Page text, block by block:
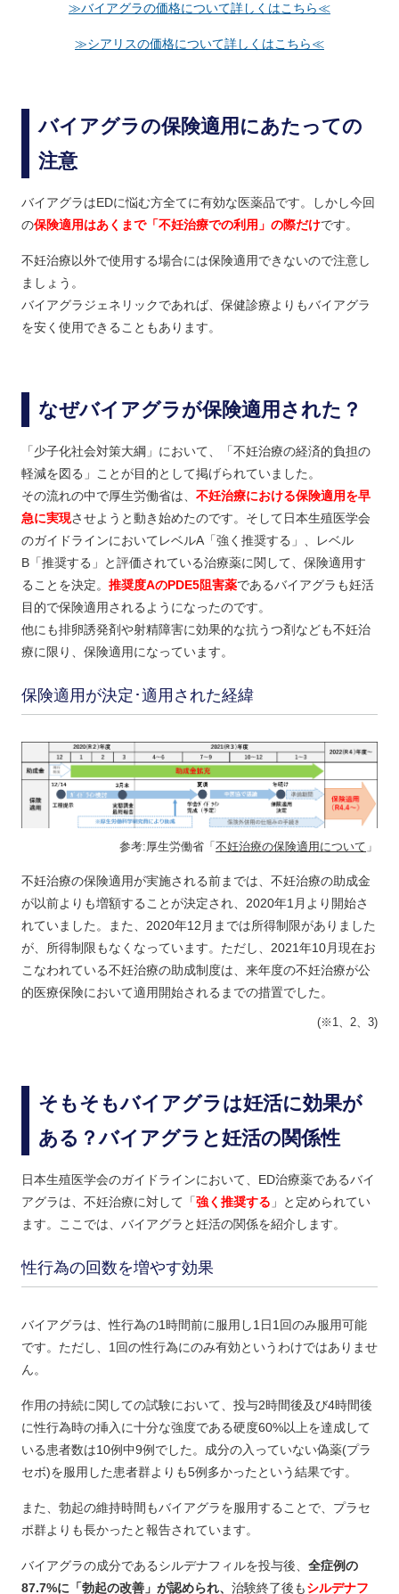
≫バイアグラの価格について詳しくはこちら≪
≫シアリスの価格について詳しくはこちら≪
バイアグラの保険適用にあたっての
注意
バイアグラはEDに悩む方全てに有効な医薬品です。しかし今回
の保険適用はあくまで「不妊治療での利用」の際だけです。
不妊治療以外で使用する場合には保険適用できないので注意し
ましょう。
バイアグラジェネリックであれば、保健診療よりもバイアグラ
を安く使用できることもあります。
なぜバイアグラが保険適用された？
「少子化社会対策大綱」において、「不妊治療の経済的負担の
軽減を図る」ことが目的として掲げられていました。
その流れの中で厚生労働省は、 不妊治療における保険適用を早
急に実現させようと動き始めたのです。そして日本生殖医学会
のガイドラインにおいてレベルA「強く推奨する」、レベル
B「推奨する」と評価されている治療薬に関して、保険適用す
ることを決定。 推奨度AのPDE5阻害薬であるバイアグラも妊活
目的で保険適用されるようになったのです。
他にも排卵誘発剤や射精障害に効果的な抗うつ剤なども不妊治
療に限り、保険適用になっています。
保険適用が決定･適用された経緯
参考:厚生労働省「不妊治療の保険適用について 」
不妊治療の保険適用が実施される前までは、不妊治療の助成金
が以前よりも増額することが決定され、2020年1月より開始さ
れていました。また、2020年12月までは所得制限がありました
が、所得制限もなくなっています。ただし、2021年10月現在お
こなわれている不妊治療の助成制度は、来年度の不妊治療が公
的医療保険において適用開始されるまでの措置でした。
(※1、2、3)
そもそもバイアグラは妊活に効果が
ある？バイアグラと妊活の関係性
日本生殖医学会のガイドラインにおいて、ED治療薬であるバイ
アグラは、不妊治療に対して「強く推奨する 」と定められてい
ます。ここでは、バイアグラと妊活の関係を紹介します。
性行為の回数を増やす効果
バイアグラは、性行為の1時間前に服用し1日1回のみ服用可能
です。ただし、1回の性行為にのみ有効というわけではありませ
ん。
作用の持続に関しての試験において、投与2時間後及び4時間後
に性行為時の挿入に十分な強度である硬度60%以上を達成して
いる患者数は10例中9例でした。成分の入っていない偽薬(プラ
セボ)を服用した患者群よりも5例多かったという結果です。
また、勃起の維持時間もバイアグラを服用することで、プラセ
ボ群よりも長かったと報告されています。
バイアグラの成分であるシルデナフィルを投与後、 全症例の
87.7%に「勃起の改善」が認められ、 治験終了後もシルデナフ